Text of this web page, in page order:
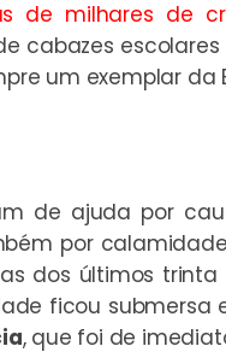
de milhares de
cabazes
um exemplar da
de ajuda por
por
dos últimos
ficou submersa
, que foi de